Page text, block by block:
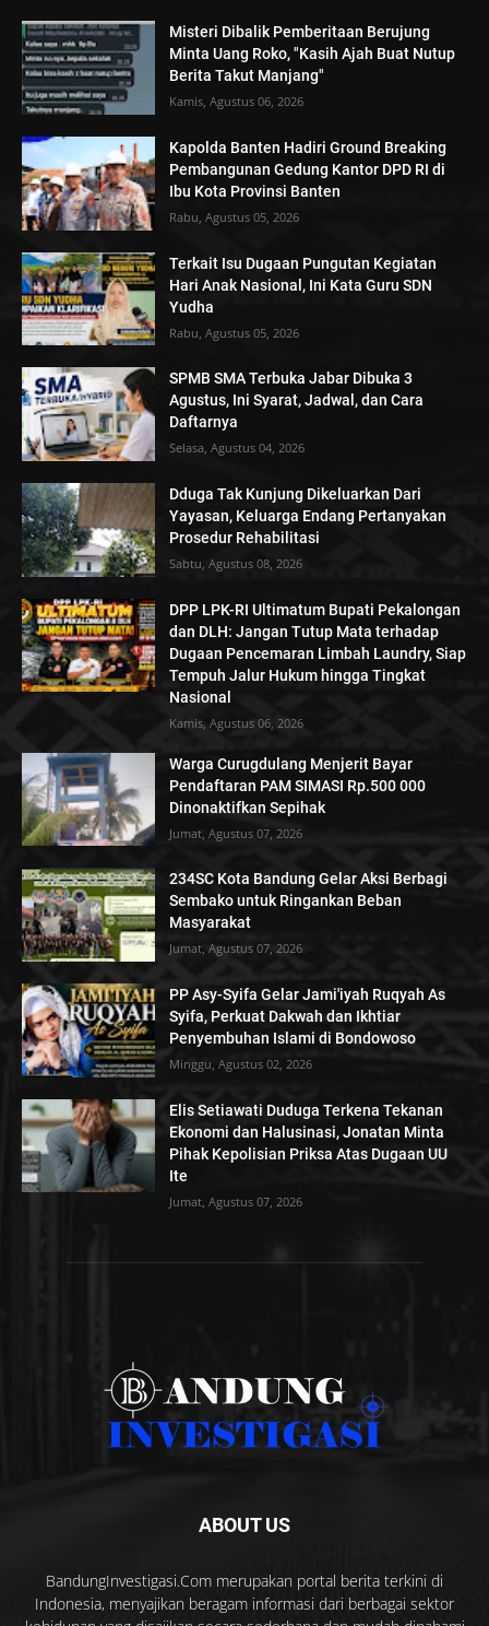
Misteri Dibalik Pemberitaan Berujung
Minta Uang Roko, "Kasih Ajah Buat Nutup
Berita Takut Manjang"
Kamis, Agustus 06, 2026
Kapolda Banten Hadiri Ground Breaking
Pembangunan Gedung Kantor DPD RI di
Ibu Kota Provinsi Banten
Rabu, Agustus 05, 2026
Terkait Isu Dugaan Pungutan Kegiatan
Hari Anak Nasional, Ini Kata Guru SDN
Yudha
Rabu, Agustus 05, 2026
SPMB SMA Terbuka Jabar Dibuka 3
Agustus, Ini Syarat, Jadwal, dan Cara
Daftarnya
Selasa, Agustus 04, 2026
Dduga Tak Kunjung Dikeluarkan Dari
Yayasan, Keluarga Endang Pertanyakan
Prosedur Rehabilitasi
Sabtu, Agustus 08, 2026
DPP LPK-RI Ultimatum Bupati Pekalongan
dan DLH: Jangan Tutup Mata terhadap
Dugaan Pencemaran Limbah Laundry, Siap
Tempuh Jalur Hukum hingga Tingkat
Nasional
Kamis, Agustus 06, 2026
Warga Curugdulang Menjerit Bayar
Pendaftaran PAM SIMASI Rp.500 000
Dinonaktifkan Sepihak
Jumat, Agustus 07, 2026
234SC Kota Bandung Gelar Aksi Berbagi
Sembako untuk Ringankan Beban
Masyarakat
Jumat, Agustus 07, 2026
PP Asy-Syifa Gelar Jami'iyah Ruqyah As
Syifa, Perkuat Dakwah dan Ikhtiar
Penyembuhan Islami di Bondowoso
Minggu, Agustus 02, 2026
Elis Setiawati Duduga Terkena Tekanan
Ekonomi dan Halusinasi, Jonatan Minta
Pihak Kepolisian Priksa Atas Dugaan UU
Ite
Jumat, Agustus 07, 2026
ABOUT US
BandungInvestigasi.Com merupakan portal berita terkini di
Indonesia, menyajikan beragam informasi dari berbagai sektor